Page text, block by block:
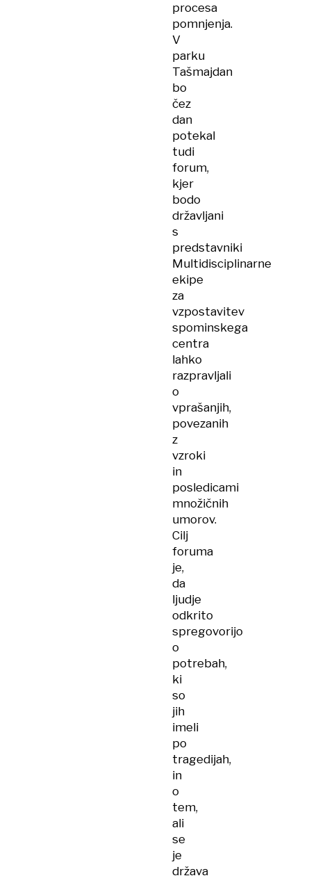
procesa
pomnjenja.
V
parku
Tašmajdan
bo
čez
dan
potekal
tudi
forum,
kjer
bodo
državljani
s
predstavniki
Multidisciplinarne
ekipe
za
vzpostavitev
spominskega
centra
lahko
razpravljali
o
vprašanjih,
povezanih
z
vzroki
in
posledicami
množičnih
umorov.
Cilj
foruma
je,
da
ljudje
odkrito
spregovorijo
o
potrebah,
ki
so
jih
imeli
po
tragedijah,
in
o
tem,
ali
se
je
država